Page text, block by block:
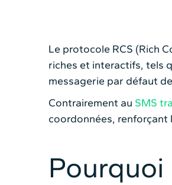
Le protocole RCS (Rich
riches et interactifs, tels
messagerie par défaut
Contrairement au SMS
coordonnées, renforçant